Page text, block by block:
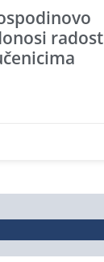
radost